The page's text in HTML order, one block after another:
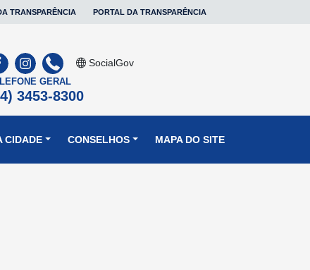
TRANSPARÊNCIA PORTAL DA TRANSPARÊNCIA
SocialGov
GERAL
3453-8300
CIDADE CONSELHOS MAPA DO SITE